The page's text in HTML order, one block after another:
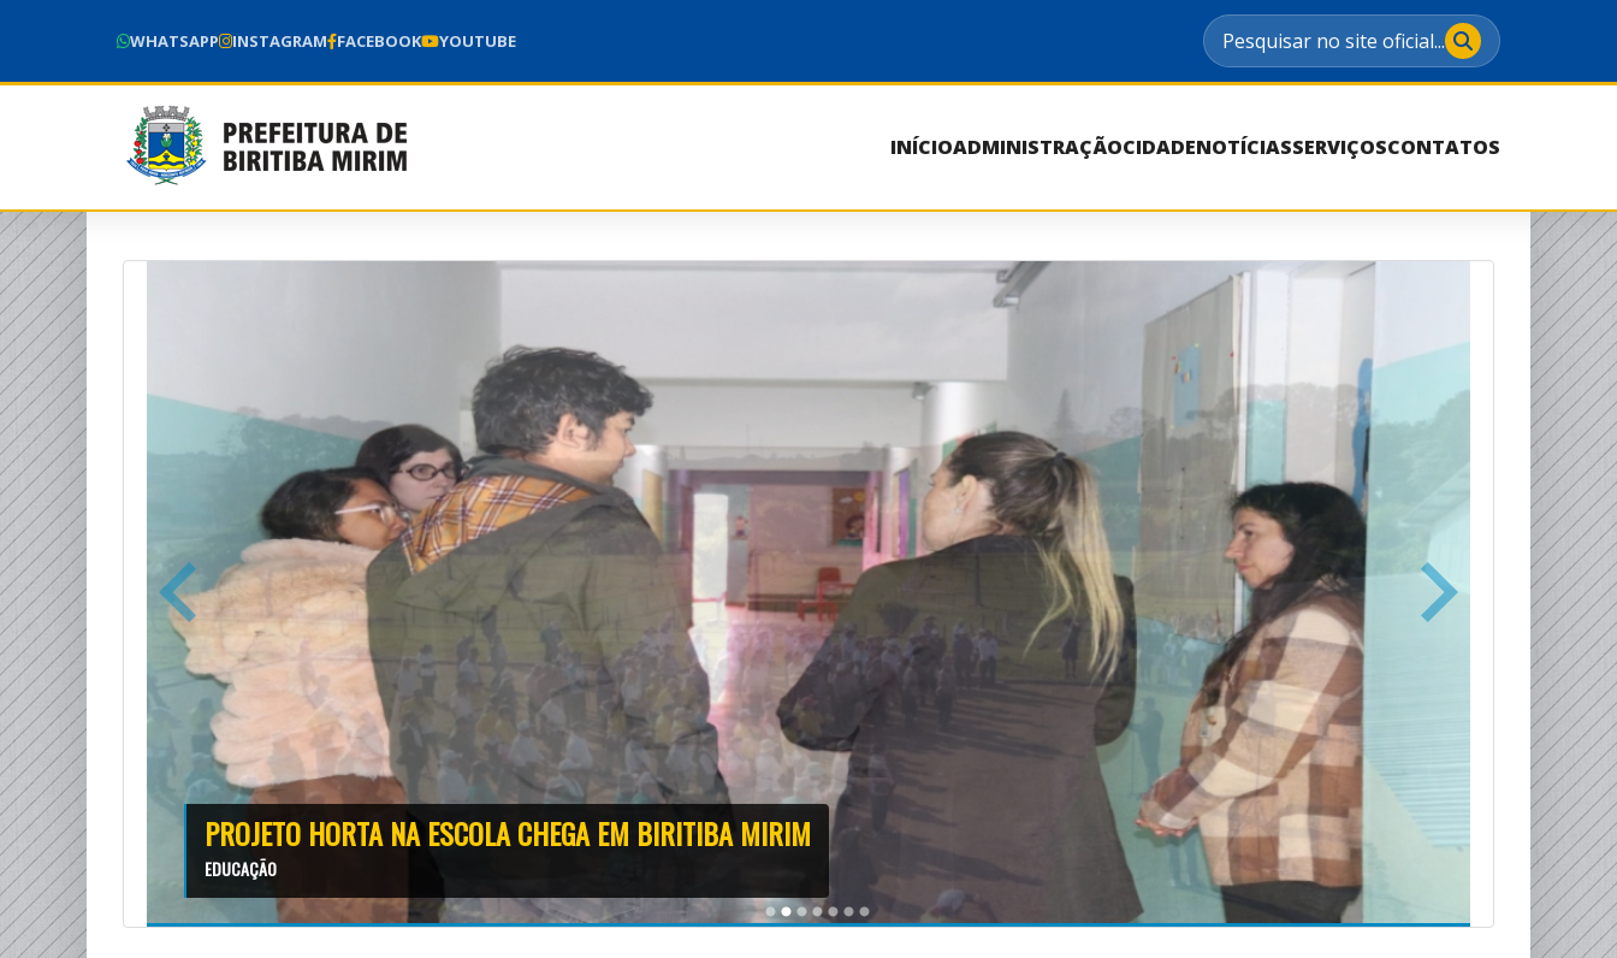
WHATSAPP INSTAGRAM FACEBOOK YOUTUBE Pesquisar no site oficial...
INÍCIOADMINISTRAÇÃOCIDADENOTÍCIASSERVIÇOSCONTATOS
PROJETO HORTA NA ESCOLA CHEGA EM BIRITIBA MIRIM
EDUCAÇÃO